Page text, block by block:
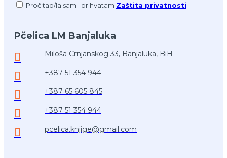
Pročitao/la sam i prihvatam Zaštita privatnosti
Pčelica LM Banjaluka
Miloša Crnjanskog 33, Banjaluka, BiH
+387 51 354 944
+387 65 605 845
+387 51 354 944
pcelica.knjige@gmail.com